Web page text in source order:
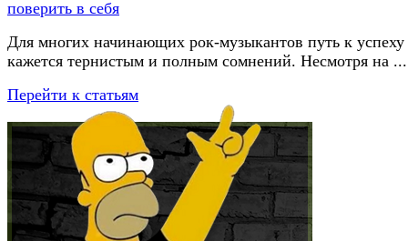
Для многих начинающих рок-музыкантов путь к успеху
кажется тернистым и полным сомнений. Несмотря на ...
Перейти к статьям